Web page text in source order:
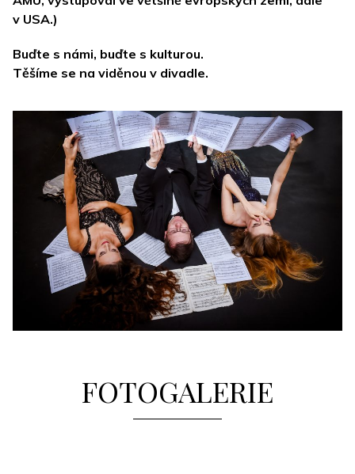
v USA.)
Buďte s námi, buďte s kulturou.
Těšíme se na viděnou v divadle.
FOTOGALERIE